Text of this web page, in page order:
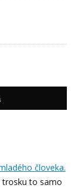
človeka.
trosku to samo